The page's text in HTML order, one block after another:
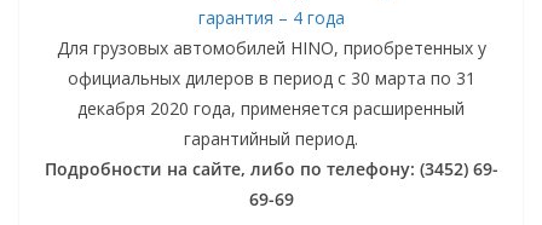
гарантия – 4 года
Для грузовых автомобилей HINO, приобретенных у
официальных дилеров в период с 30 марта по 31
декабря 2020 года, применяется расширенный
гарантийный период.
Подробности на сайте, либо по телефону: (3452) 69-
69-69